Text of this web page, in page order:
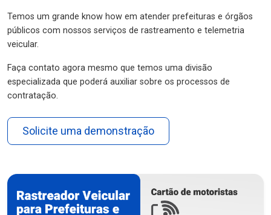
Temos um grande know how em atender prefeituras e órgãos
públicos com nossos serviços de rastreamento e telemetria
veicular.
Faça contato agora mesmo que temos uma divisão
especializada que poderá auxiliar sobre os processos de
contratação.
Solicite uma demonstração